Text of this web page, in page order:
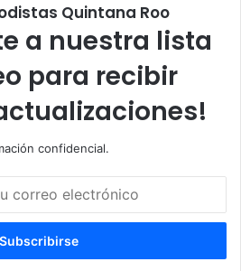
Quintana Roo
a nuestra lista
para recibir
confidencial.